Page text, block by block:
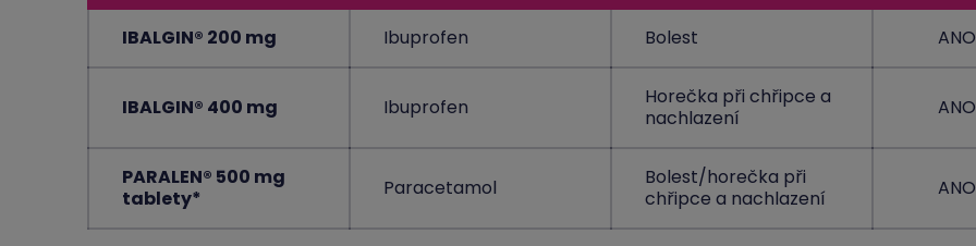
IBALGIN® 200 mg Ibuprofen Bolest ANO
IBALGIN® 400 mg Ibuprofen
Horečka při chřipce a
nachlazení
ANO
PARALEN® 500 mg
tablety*
Paracetamol
Bolest/horečka při
chřipce a nachlazení
ANO